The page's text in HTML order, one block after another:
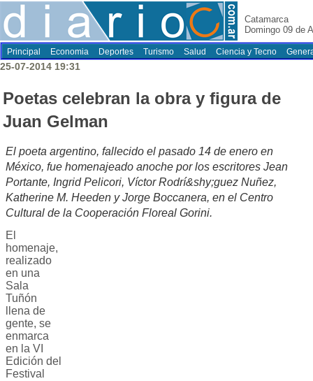
Catamarca
Domingo 09 de
Principal Economia Deportes Turismo Salud Ciencia y Tecno
25-07-2014 19:31
Poetas celebran la obra y figura de
Juan Gelman
El poeta argentino, fallecido el pasado 14 de enero en
México, fue homenajeado anoche por los escritores Jean
Portante, Ingrid Pelicori, Víctor Rodrí&shy;guez Nuñez,
Katherine M. Heeden y Jorge Boccanera, en el Centro
Cultural de la Cooperación Floreal Gorini.
El
homenaje,
realizado
en una
Sala
Tuñón
llena de
gente, se
enmarca
en la VI
Edición del
Festival